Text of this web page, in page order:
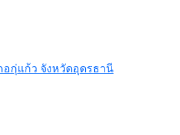
อกุ่แก้ว จังหวัดอุดรธานี